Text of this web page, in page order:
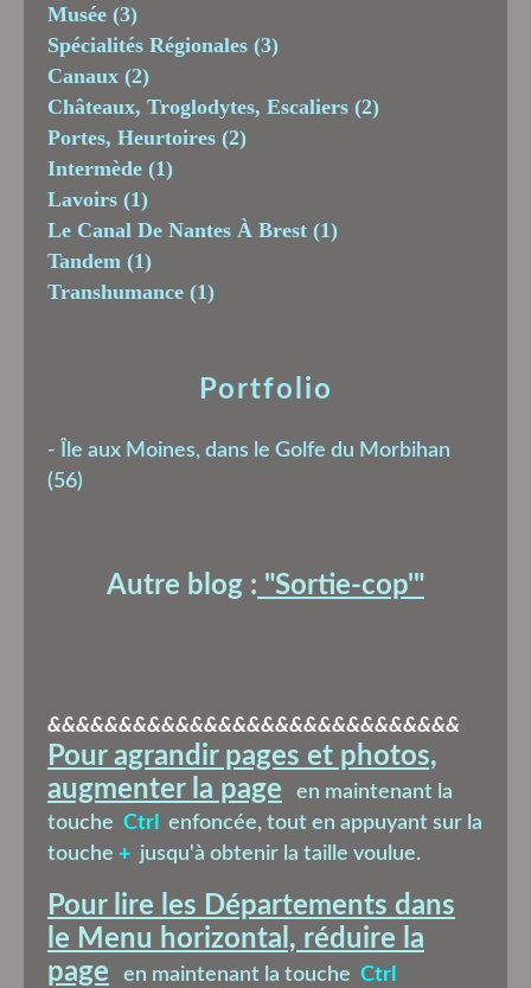
Musée (3)
Spécialités Régionales (3)
Canaux (2)
Châteaux, Troglodytes, Escaliers (2)
Portes, Heurtoires (2)
Intermède (1)
Lavoirs (1)
Le Canal De Nantes À Brest (1)
Tandem (1)
Transhumance (1)
Portfolio
- Île aux Moines, dans le Golfe du Morbihan
(56)
Autre blog : "Sortie-cop'"
&&&&&&&&&&&&&&&&&&&&&&&&&&&&&
Pour agrandir pages et photos,
augmenter la page
en maintenant la
touche Ctrl
enfoncée, tout en appuyant sur la
touche + jusqu'à obtenir la taille voulue.
Pour lire les Départements dans
le Menu horizontal, réduire la
page
en maintenant la touche Ctrl